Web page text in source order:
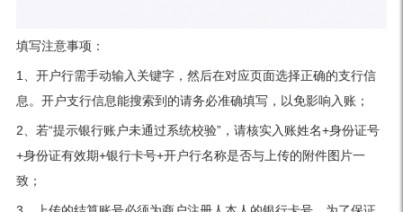
填写注意事项：
1、开户行需手动输入关键字，然后在对应页面选择正确的支行信
息。开户支行信息能搜索到的请务必准确填写，以免影响入账；
2、若“提示银行账户未通过系统校验”，请核实入账姓名+身份证号
+身份证有效期+银行卡号+开户行名称是否与上传的附件图片一
致；